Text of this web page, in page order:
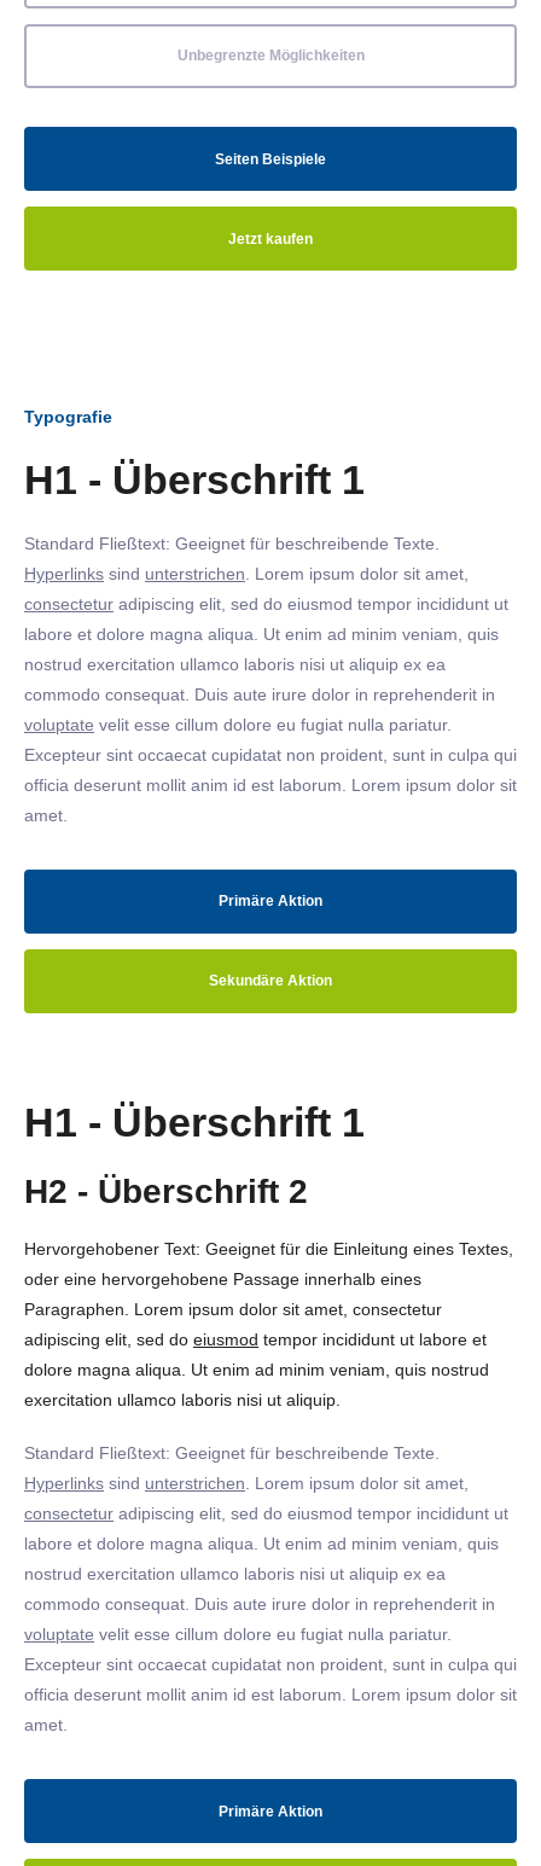
Unbegrenzte Möglichkeiten
Seiten Beispiele
Jetzt kaufen
Typografie
H1 - Überschrift 1
Standard Fließtext: Geeignet für beschreibende Texte.
Hyperlinks sind unterstrichen . Lorem ipsum dolor sit amet,
consectetur adipiscing elit, sed do eiusmod tempor incididunt ut
labore et dolore magna aliqua. Ut enim ad minim veniam, quis
nostrud exercitation ullamco laboris nisi ut aliquip ex ea
commodo consequat. Duis aute irure dolor in reprehenderit in
voluptate velit esse cillum dolore eu fugiat nulla pariatur.
Excepteur sint occaecat cupidatat non proident, sunt in culpa qui
officia deserunt mollit anim id est laborum. Lorem ipsum dolor sit
amet.
Primäre Aktion
Sekundäre Aktion
H1 - Überschrift 1
H2 - Überschrift 2
Hervorgehobener Text: Geeignet für die Einleitung eines Textes,
oder eine hervorgehobene Passage innerhalb eines
Paragraphen. Lorem ipsum dolor sit amet, consectetur
adipiscing elit, sed do eiusmod tempor incididunt ut labore et
dolore magna aliqua. Ut enim ad minim veniam, quis nostrud
exercitation ullamco laboris nisi ut aliquip.
Standard Fließtext: Geeignet für beschreibende Texte.
Hyperlinks sind unterstrichen . Lorem ipsum dolor sit amet,
consectetur adipiscing elit, sed do eiusmod tempor incididunt ut
labore et dolore magna aliqua. Ut enim ad minim veniam, quis
nostrud exercitation ullamco laboris nisi ut aliquip ex ea
commodo consequat. Duis aute irure dolor in reprehenderit in
voluptate velit esse cillum dolore eu fugiat nulla pariatur.
Excepteur sint occaecat cupidatat non proident, sunt in culpa qui
officia deserunt mollit anim id est laborum. Lorem ipsum dolor sit
amet.
Primäre Aktion